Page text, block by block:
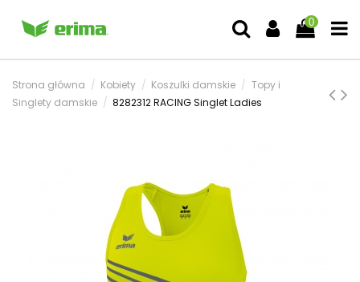
0
Strona główna Kobiety Koszulki damskie
Topy i
Singlety damskie
8282312 RACING Singlet Ladies